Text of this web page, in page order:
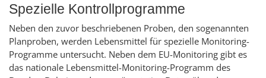
Spezielle Kontrollprogramme
Neben den zuvor beschriebenen Proben, den sogenannten
Planproben, werden Lebensmittel für spezielle Monitoring-
Programme untersucht. Neben dem EU-Monitoring gibt es
das nationale Lebensmittel-Monitoring-Programm des